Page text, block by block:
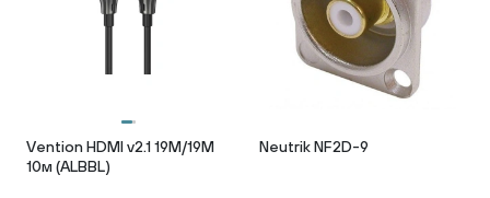
Vention HDMI v2.1 19M/19M
10м (ALBBL)
Neutrik NF2D-9